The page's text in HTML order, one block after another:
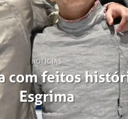
NOTÍCIAS
com feitos
Esgrima